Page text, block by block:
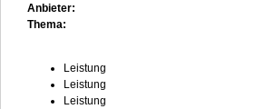
Anbieter:
Thema:
Leistung
Leistung
Leistung